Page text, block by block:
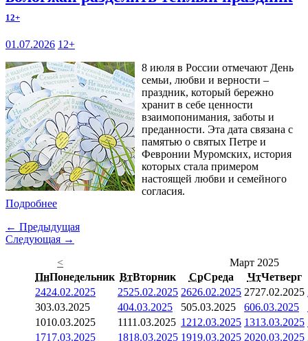
12+
01.07.2026 12+
8 июля в России отмечают День
семьи, любви и верности –
праздник, который бережно
хранит в себе ценности
взаимопонимания, заботы и
преданности. Эта дата связана с
памятью о святых Петре и
Февронии Муромских, история
которых стала примером
настоящей любви и семейного
согласия.
Подробнее
← Предыдущая
Следующая →
<
Март 2025
ПнПонедельник ВтВторник СрСреда ЧтЧетверг
2424.02.2025 2525.02.2025 2626.02.2025 2727.02.2025
303.03.2025 404.03.2025 505.03.2025 606.03.2025
1010.03.2025 1111.03.2025 1212.03.2025 1313.03.2025
1717.03.2025 1818.03.2025 1919.03.2025 2020.03.2025